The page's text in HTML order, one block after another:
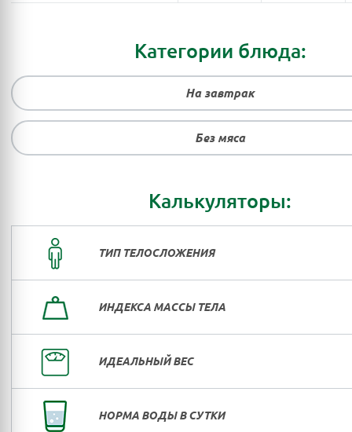
Категории блюда:
На завтрак
Без мяса
Калькуляторы:
ТИП ТЕЛОСЛОЖЕНИЯ
ИНДЕКСА МАССЫ ТЕЛА
ИДЕАЛЬНЫЙ ВЕС
НОРМА ВОДЫ В СУТКИ